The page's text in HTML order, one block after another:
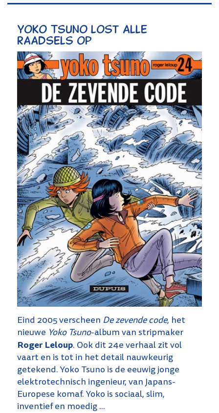
Yoko Tsuno lost alle
raadsels op
Eind 2005 verscheen De zevende code, het
nieuwe Yoko Tsuno-album van stripmaker
Roger Leloup. Ook dit 24e verhaal zit vol
vaart en is tot in het detail nauwkeurig
getekend. Yoko Tsuno is de eeuwig jonge
elektrotechnisch ingenieur, van Japans-
Europese komaf. Yoko is sociaal, slim,
inventief en moedig ...